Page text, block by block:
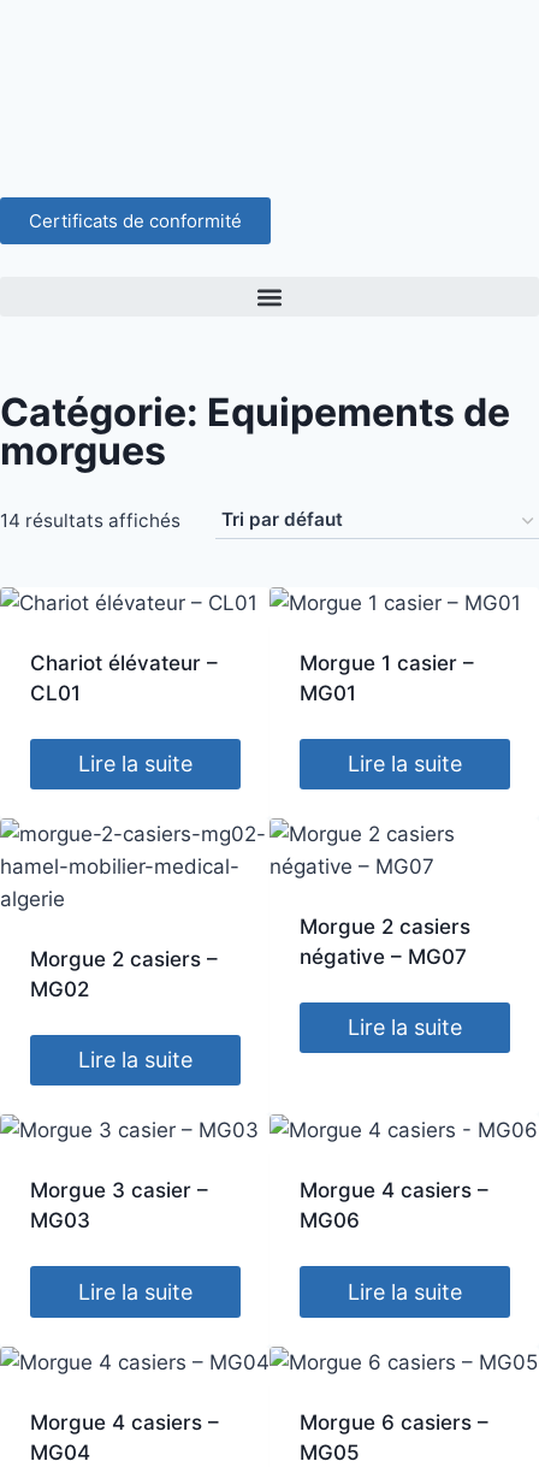
Certificats de conformité
Catégorie: Equipements de
morgues
14 résultats affichés
Chariot élévateur –
CL01
Lire la suite
Morgue 1 casier –
MG01
Lire la suite
Morgue 2 casiers –
MG02
Lire la suite
Morgue 2 casiers
négative – MG07
Lire la suite
Morgue 3 casier –
MG03
Lire la suite
Morgue 4 casiers –
MG06
Lire la suite
Morgue 4 casiers –
MG04
Morgue 6 casiers –
MG05